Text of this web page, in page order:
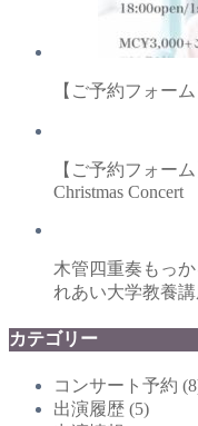
【ご予約フォー
【ご予約フォー
Christmas Concert
木管四重奏もっ
れあい大学教養
カテゴリー
コンサート予約
出演履歴 (5)